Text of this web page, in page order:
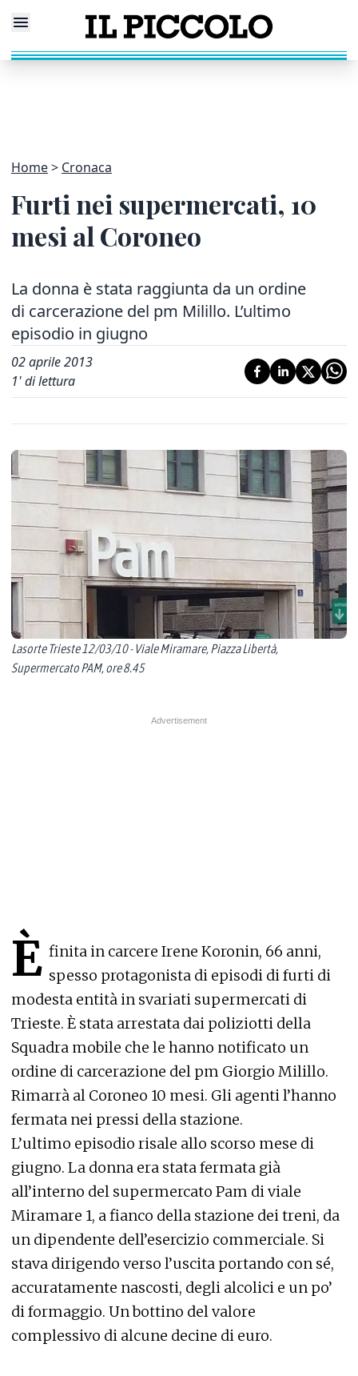
Home Cronaca
Furti nei supermercati, 10
mesi al Coroneo
La donna è stata raggiunta da un ordine
di carcerazione del pm Milillo. L’ultimo
episodio in giugno
02 aprile 2013
1' di lettura
Lasorte Trieste 12/03/10 - Viale Miramare, Piazza Libertà,
Supermercato PAM, ore 8.45
È finita in carcere Irene Koronin, 66 anni,
spesso protagonista di episodi di furti di
modesta entità in svariati supermercati di
Trieste. È stata arrestata dai poliziotti della
Squadra mobile che le hanno notificato un
ordine di carcerazione del pm Giorgio Milillo.
Rimarrà al Coroneo 10 mesi. Gli agenti l’hanno
fermata nei pressi della stazione.
L’ultimo episodio risale allo scorso mese di
giugno. La donna era stata fermata già
all’interno del supermercato Pam di viale
Miramare 1, a fianco della stazione dei treni, da
un dipendente dell’esercizio commerciale. Si
stava dirigendo verso l’uscita portando con sé,
accuratamente nascosti, degli alcolici e un po’
di formaggio. Un bottino del valore
complessivo di alcune decine di euro.